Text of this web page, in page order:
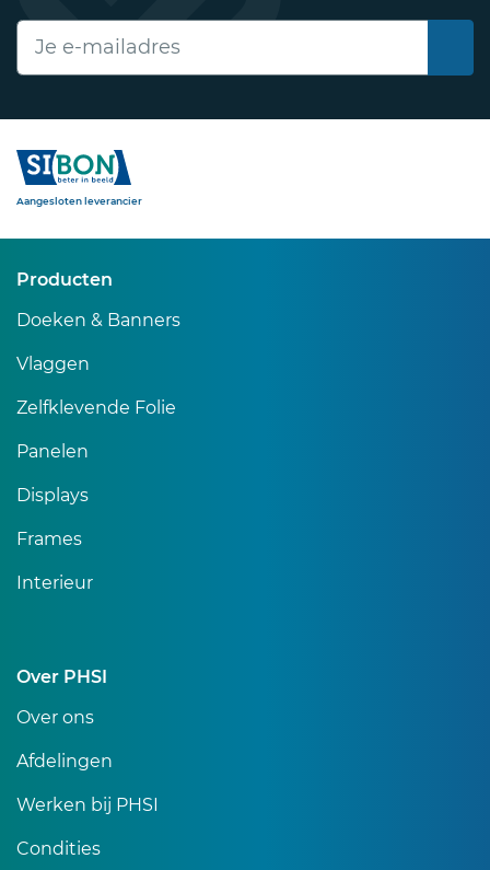
E-mailadres
Sibon
Aangesloten leverancier
Producten
Doeken & Banners
Vlaggen
Zelfklevende Folie
Panelen
Displays
Frames
Interieur
Over PHSI
Over ons
Afdelingen
Werken bij PHSI
Condities